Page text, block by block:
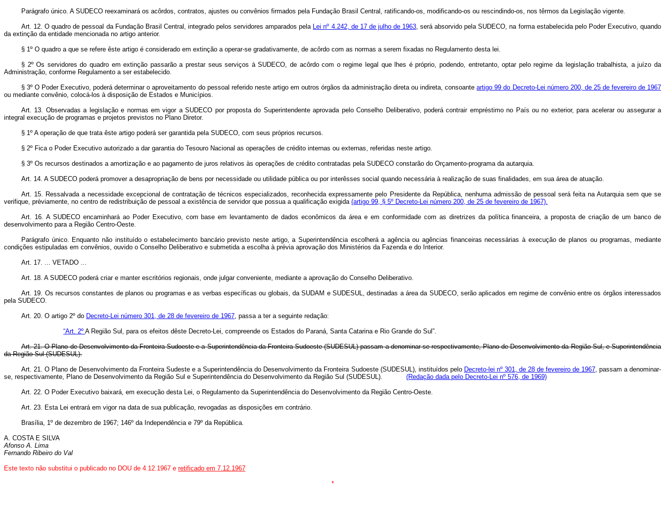
Parágrafo único. A SUDECO reexaminará os acôrdos, contratos, ajustes ou convênios firmados pela Fundação Brasil Central, ratificando-os, modificando-os ou rescindindo-os, nos têrmos da Legislação vigente.
Art. 12. O quadro de pessoal da Fundação Brasil Central, integrado pelos servidores amparados pela Lei nº 4.242, de 17 de julho de 1963, será absorvido pela SUDECO, na forma estabelecida pelo Poder Executivo, quando
da extinção da entidade mencionada no artigo anterior.
§ 1º O quadro a que se refere êste artigo é considerado em extinção a operar-se gradativamente, de acôrdo com as normas a serem fixadas no Regulamento desta lei.
§ 2º Os servidores do quadro em extinção passarão a prestar seus serviços à SUDECO, de acôrdo com o regime legal que lhes é próprio, podendo, entretanto, optar pelo regime da legislação trabalhista, a juízo da
Administração, conforme Regulamento a ser estabelecido.
§ 3º O Poder Executivo, poderá determinar o aproveitamento do pessoal referido neste artigo em outros órgãos da administração direta ou indireta, consoanteartigo 99 do Decreto-Lei número 200, de 25 de fevereiro de 1967
ou mediante convênio, colocá-los à disposição de Estados e Municípios.
Art. 13. Observadas a legislação e normas em vigor a SUDECO por proposta do Superintendente aprovada pelo Conselho Deliberativo, poderá contrair empréstimo no País ou no exterior, para acelerar ou assegurar a
integral execução de programas e projetos previstos no Plano Diretor.
§ 1º A operação de que trata êste artigo poderá ser garantida pela SUDECO, com seus próprios recursos.
§ 2º Fica o Poder Executivo autorizado a dar garantia do Tesouro Nacional as operações de crédito internas ou externas, referidas neste artigo.
§ 3º Os recursos destinados a amortização e ao pagamento de juros relativos às operações de crédito contratadas pela SUDECO constarão do Orçamento-programa da autarquia.
Art. 14. A SUDECO poderá promover a desapropriação de bens por necessidade ou utilidade pública ou por interêsses social quando necessária à realização de suas finalidades, em sua área de atuação.
Art. 15. Ressalvada a necessidade excepcional de contratação de técnicos especializados, reconhecida expressamente pelo Presidente da República, nenhuma admissão de pessoal será feita na Autarquia sem que se
verifique, prèviamente, no centro de redistribuição de pessoal a existência de servidor que possua a qualificação exigida (artigo 99, § 5º Decreto-Lei número 200, de 25 de fevereiro de 1967).
Art. 16. A SUDECO encaminhará ao Poder Executivo, com base em levantamento de dados econômicos da área e em conformidade com as diretrizes da política financeira, a proposta de criação de um banco de
desenvolvimento para a Região Centro-Oeste.
Parágrafo único. Enquanto não instituído o estabelecimento bancário previsto neste artigo, a Superintendência escolherá a agência ou agências financeiras necessárias à execução de planos ou programas, mediante
condições estipuladas em convênios, ouvido o Conselho Deliberativo e submetida a escolha à prévia aprovação dos Ministérios da Fazenda e do Interior.
Art. 17. ... VETADO ...
Art. 18. A SUDECO poderá criar e manter escritórios regionais, onde julgar conveniente, mediante a aprovação do Conselho Deliberativo.
Art. 19. Os recursos constantes de planos ou programas e as verbas específicas ou globais, da SUDAM e SUDESUL, destinadas a área da SUDECO, serão aplicados em regime de convênio entre os órgãos interessados
pela SUDECO.
Art. 20. O artigo 2º do Decreto-Lei número 301, de 28 de fevereiro de 1967, passa a ter a seguinte redação:
“Art. 2º A Região Sul, para os efeitos dêste Decreto-Lei, compreende os Estados do Paraná, Santa Catarina e Rio Grande do Sul”.
Art. 21. O Plano de Desenvolvimento da Fronteira Sudoeste e a Superintendência da Fronteira Sudoeste (SUDESUL) passam a denominar-se respectivamente, Plano de Desenvolvimento da Região Sul, e Superintendência
da Região Sul (SUDESUL).
Art. 21. O Plano de Desenvolvimento da Fronteira Sudeste e a Superintendência do Desenvolvimento da Fronteira Sudoeste (SUDESUL), instituídos pelo Decreto-lei nº 301, de 28 de fevereiro de 1967, passam a denominar-
se, respectivamente, Plano de Desenvolvimento da Região Sul e Superintendência do Desenvolvimento da Região Sul (SUDESUL). (Redação dada pelo Decreto-Lei nº 576, de 1969)
Art. 22. O Poder Executivo baixará, em execução desta Lei, o Regulamento da Superintendência do Desenvolvimento da Região Centro-Oeste.
Art. 23. Esta Lei entrará em vigor na data de sua publicação, revogadas as disposições em contrário.
Brasília, 1º de dezembro de 1967; 146º da Independência e 79º da República.
A. COSTA E SILVA
Afonso A. Lima
Fernando Ribeiro do Val
Este texto não substitui o publicado no DOU de 4.12.1967 e retificado em 7.12.1967
*